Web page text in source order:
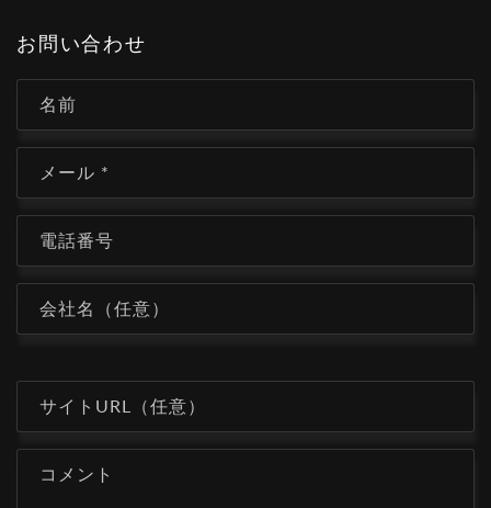
お問い合わせ
名前
メール *
電話番号
会社名（任意）
サイトURL（任意）
コメント